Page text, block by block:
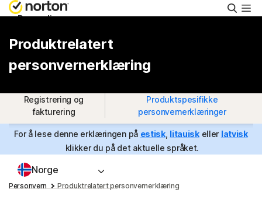
Søk
Personlig
Brukerstøtte
Prøv kostnadsfritt
Norge
Produktrelatert
personvernerklæring
Registrering og
fakturering
Produktspesifikke
personvernerklæringer
For å lese denne erklæringen på estisk, litauiskeller latvisk
klikker du på det aktuelle språket.
Personvern Produktrelatert personvernerklæring